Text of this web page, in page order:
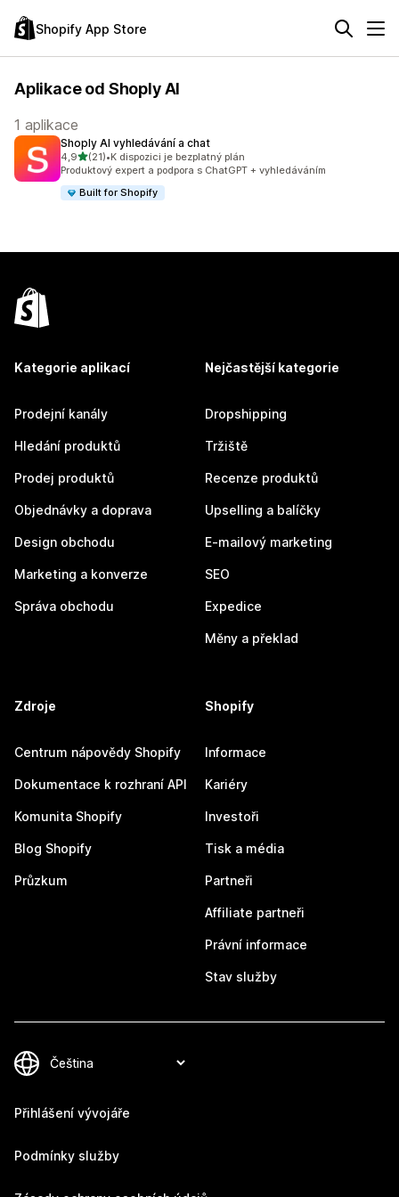
Shopify App Store
Aplikace od Shoply AI
1 aplikace
Shoply AI vyhledávání a chat
4,9z 5 hvězd
(21)
Celkový počet recenzí: 21
•K dispozici je bezplatný plán
Produktový expert a podpora s ChatGPT + vyhledáváním
Built for Shopify
Kategorie aplikací
Prodejní kanály
Hledání produktů
Prodej produktů
Objednávky a doprava
Design obchodu
Marketing a konverze
Správa obchodu
Nejčastější kategorie
Dropshipping
Tržiště
Recenze produktů
Upselling a balíčky
E-mailový marketing
SEO
Expedice
Měny a překlad
Zdroje
Centrum nápovědy Shopify
Dokumentace k rozhraní API
Komunita Shopify
Blog Shopify
Průzkum
Shopify
Informace
Kariéry
Investoři
Tisk a média
Partneři
Affiliate partneři
Právní informace
Stav služby
Přihlášení vývojáře
Podmínky služby